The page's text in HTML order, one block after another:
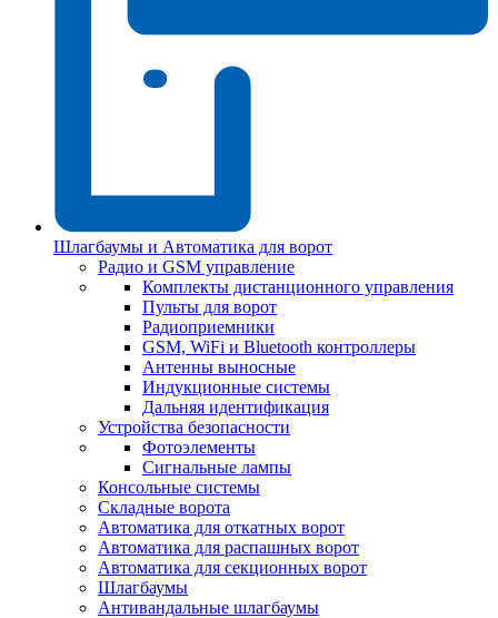
Шлагбаумы и Автоматика для ворот
Радио и GSM управление
Комплекты дистанционного управления
Пульты для ворот
Радиоприемники
GSM, WiFi и Bluetooth контроллеры
Антенны выносные
Индукционные системы
Дальняя идентификация
Устройства безопасности
Фотоэлементы
Сигнальные лампы
Консольные системы
Складные ворота
Автоматика для откатных ворот
Автоматика для распашных ворот
Автоматика для секционных ворот
Шлагбаумы
Антивандальные шлагбаумы